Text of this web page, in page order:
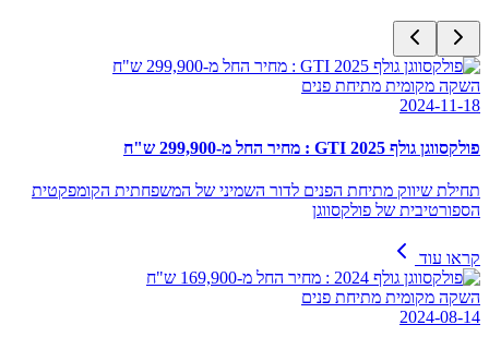
השקה מקומית מתיחת פנים
2024-11-18
פולקסווגן גולף GTI 2025 : מחיר החל מ-299,900 ש"ח
תחילת שיווק מתיחת הפנים לדור השמיני של המשפחתית הקומפקטית
הספורטיבית של פולקסווגן
קראו עוד
השקה מקומית מתיחת פנים
2024-08-14